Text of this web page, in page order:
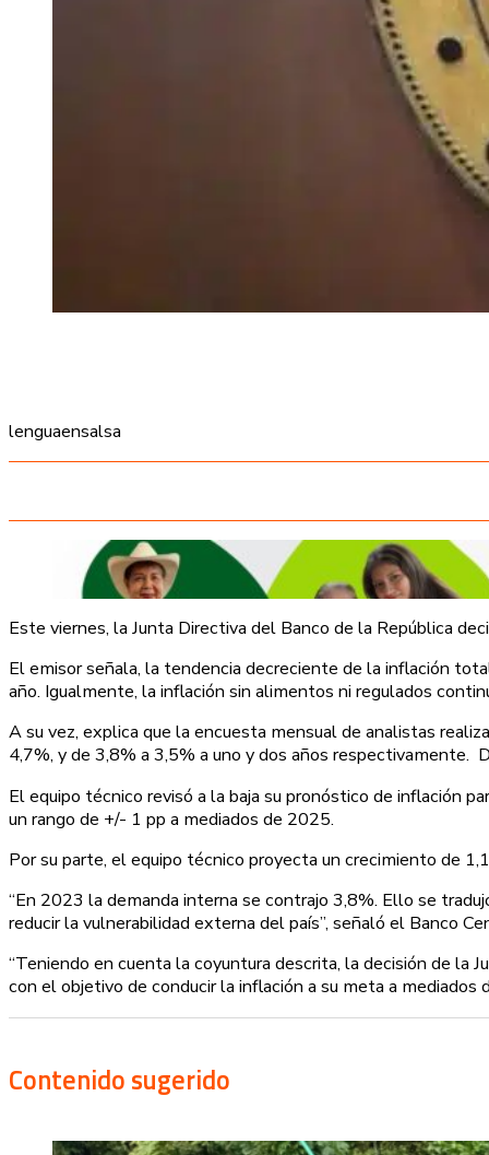
lenguaensalsa
Este viernes, la Junta Directiva del Banco de la República
El emisor señala, la tendencia decreciente de la inflación
año. Igualmente, la inflación sin alimentos ni regulados
A su vez, explica que la encuesta mensual de analistas
4,7%, y de 3,8% a 3,5% a uno y dos años respectivamente.
El equipo técnico revisó a la baja su pronóstico de inflación
un rango de +/- 1 pp a mediados de 2025.
Por su parte, el equipo técnico proyecta un crecimiento de
“En 2023 la demanda interna se contrajo 3,8%. Ello se
reducir la vulnerabilidad externa del país”, señaló el Banco
“Teniendo en cuenta la coyuntura descrita, la decisión de la
con el objetivo de conducir la inflación a su meta a
Contenido sugerido